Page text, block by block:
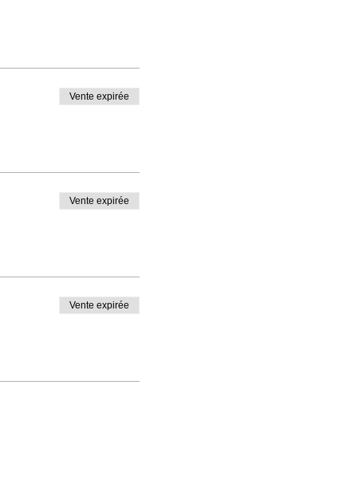
Vente expirée
Vente expirée
Vente expirée